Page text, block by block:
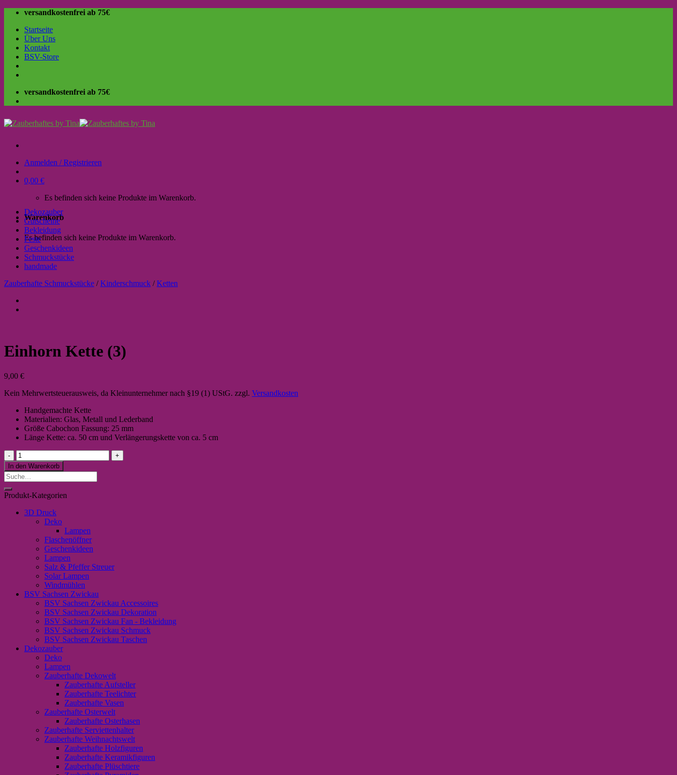
Skip
content
versandkostenfrei ab 75€
Startseite
Über Uns
Kontakt
BSV-Store
versandkostenfrei ab 75€
Anmelden / Registrieren
0,00 €
Es befinden sich keine Produkte im Warenkorb.
Warenkorb
Es befinden sich keine Produkte im Warenkorb.
Dekozauber
Gutscheine
Bekleidung
Feste
Geschenkideen
Schmuckstücke
handmade
Zauberhafte Schmuckstücke / Kinderschmuck / Ketten
Einhorn Kette (3)
9,00 €
Kein Mehrwertsteuerausweis, da Kleinunternehmer nach §19 (1) UStG. zzgl. Versandkosten
Handgemachte Kette
Materialien: Glas, Metall und Lederband
Größe Cabochon Fassung: 25 mm
Länge Kette: ca. 50 cm und Verlängerungskette von ca. 5 cm
Einhorn
Kette
(3)
Menge
In den Warenkorb
Suche
nach:
Produkt-Kategorien
3D Druck
Deko
Lampen
Flaschenöffner
Geschenkideen
Lampen
Salz & Pfeffer Streuer
Solar Lampen
Windmühlen
BSV Sachsen Zwickau
BSV Sachsen Zwickau Accessoires
BSV Sachsen Zwickau Dekoration
BSV Sachsen Zwickau Fan - Bekleidung
BSV Sachsen Zwickau Schmuck
BSV Sachsen Zwickau Taschen
Dekozauber
Deko
Lampen
Zauberhafte Dekowelt
Zauberhafte Aufsteller
Zauberhafte Teelichter
Zauberhafte Vasen
Zauberhafte Osterwelt
Zauberhafte Osterhasen
Zauberhafte Serviettenhalter
Zauberhafte Weihnachtswelt
Zauberhafte Holzfiguren
Zauberhafte Keramikfiguren
Zauberhafte Plüschtiere